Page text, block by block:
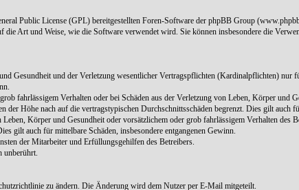
Public License (GPL) bereitgestellten Foren-Software der phpBB Group
Art und Weise, wie die Software verwendet wird. Sie können insbesondere die
Gesundheit und der Verletzung wesentlicher Vertragspflichten (Kardinalpflichten)
fahrlässigem Verhalten oder bei Schäden aus der Verletzung von Leben, Körper
der Höhe nach auf die vertragstypischen Durchschnittsschäden begrenzt. Dies gilt auch
Körper und Gesundheit oder vorsätzlichem oder grob fahrlässigem Verhalten
gilt auch für mittelbare Schäden, insbesondere entgangenen Gewinn.
der Mitarbeiter und Erfüllungsgehilfen des Betreibers.
unberührt.
zu ändern. Die Änderung wird dem Nutzer per E-Mail mitgeteilt.